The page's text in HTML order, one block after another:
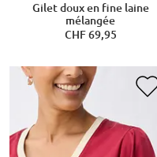
Gilet doux en fine laine
mélangée
CHF 69,95